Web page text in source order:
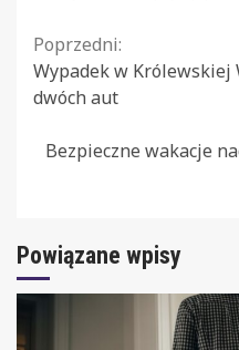
Continue
Reading
Poprzedni:
Wypadek w
dwóch aut
Bezpieczne wakacje
Powiązane wpisy